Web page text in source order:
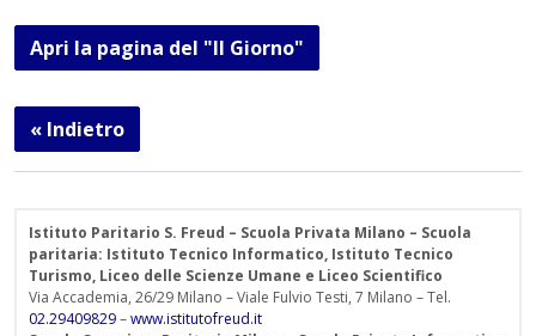
Apri la pagina del "Il Giorno"
« Indietro
Istituto Paritario S. Freud – Scuola Privata Milano – Scuola
paritaria: Istituto Tecnico Informatico, Istituto Tecnico
Turismo, Liceo delle Scienze Umane e Liceo Scientifico
Via Accademia, 26/29 Milano – Viale Fulvio Testi, 7 Milano – Tel.
02.29409829–www.istitutofreud.it